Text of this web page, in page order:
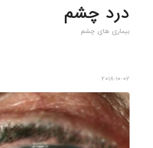
درد چشم
بیماری های چشم
2018-10-02